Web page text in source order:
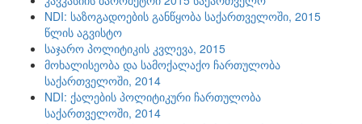
NDI: საზოგადოების განწყობა საქართველოში, 2015
წლის აგვისტო
საჯარო პოლიტიკის კვლევა, 2015
მოხალისეობა და სამოქალაქო ჩართულობა
საქართველოში, 2014
NDI: ქალების პოლიტიკური ჩართულობა
საქართველოში, 2014